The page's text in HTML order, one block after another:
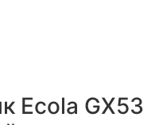
Ecola GX53